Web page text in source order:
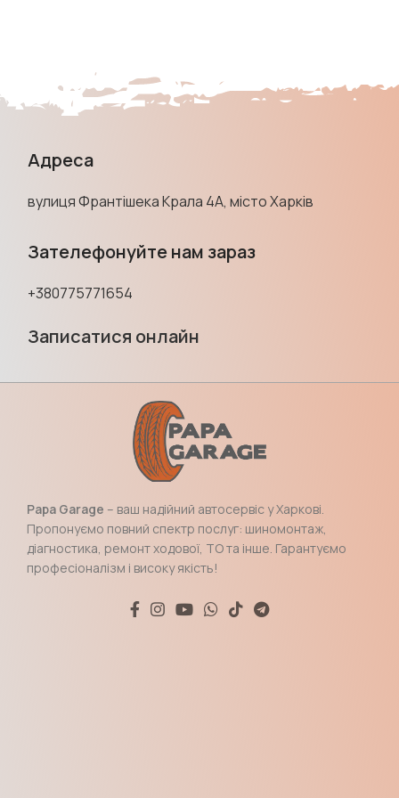
Адреса
вулиця Франтішека Крала 4А, місто Харків
Зателефонуйте нам зараз
+380775771654
Записатися онлайн
Papa Garage – ваш надійний автосервіс у Харкові.
Пропонуємо повний спектр послуг: шиномонтаж,
діагностика, ремонт ходової, ТО та інше. Гарантуємо
професіоналізм і високу якість!